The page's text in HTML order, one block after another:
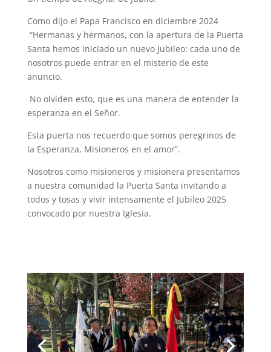
Como dijo el Papa Francisco en diciembre 2024
“Hermanas y hermanos, con la apertura de la Puerta
Santa hemos iniciado un nuevo Jubileo: cada uno de
nosotros puede entrar en el misterio de este
anuncio.
No olviden esto, que es una manera de entender la
esperanza en el Señor.
Esta puerta nos recuerdo que somos peregrinos de
la Esperanza, Misioneros en el amor”.
Nosotros como misioneros y misionera presentamos
a nuestra comunidad la Puerta Santa invitando a
todos y tosas y vivir intensamente el Jubileo 2025
convocado por nuestra Iglesia.